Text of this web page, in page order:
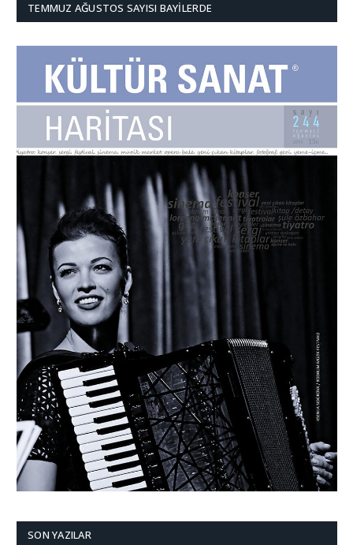
TEMMUZ AĞUSTOS SAYISI BAYILERDE
SON YAZILAR